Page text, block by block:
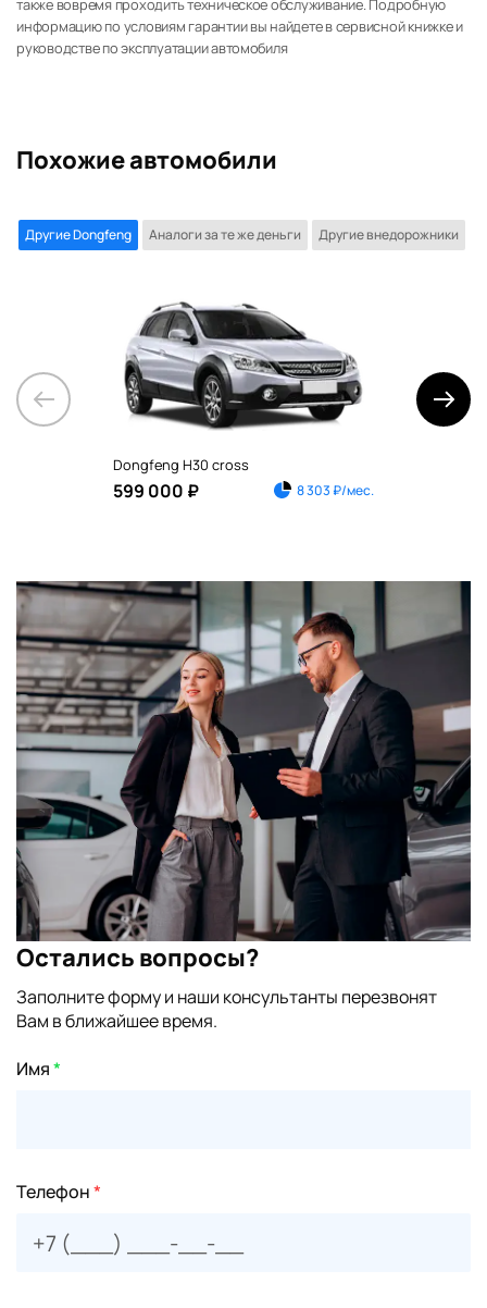
также вовремя проходить техническое обслуживание. Подробную
информацию по условиям гарантии вы найдете в сервисной книжке и
руководстве по эксплуатации автомобиля
Похожие автомобили
Другие Dongfeng Аналоги за те же деньги Другие внедорожники
Dongfeng H30 cross
599 000 ₽ 8 303 ₽/мес.
Остались вопросы?
Заполните форму и наши консультанты перезвонят
Вам в ближайшее время.
Имя*
Телефон*